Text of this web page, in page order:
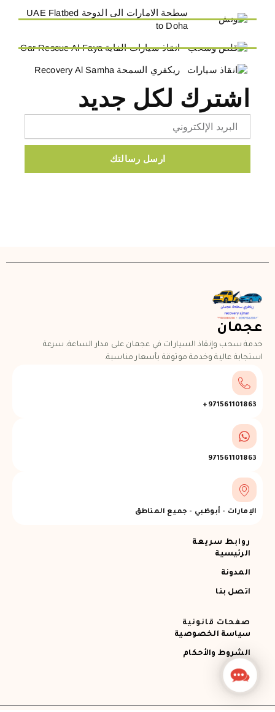
سطحة الامارات الى الدوحة UAE Flatbed
to Doha
انقاذ سيارات الفاية Car Rescue Al-Faya
ريكفري السمحة Recovery Al Samha
اشترك لكل جديد
ارسل رسالتك
عجمان
خدمة سحب وإنقاذ السيارات في عجمان على مدار الساعة. سرعة
استجابة عالية وخدمة موثوقة بأسعار مناسبة.
971561101863+
971561101863
الإمارات - أبوظبي - جميع المناطق
روابط سريعة
الرئيسية
المدونة
اتصل بنا
صفحات قانونية
سياسة الخصوصية
الشروط والأحكام
Contact
Us